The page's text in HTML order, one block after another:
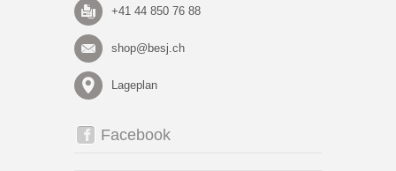
+41 44 850 76 88
shop@besj.ch
Lageplan
Facebook